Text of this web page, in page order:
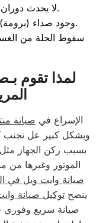
لا يحدث دوران للحلة اثناء تنفيذ البرنامج.
وجود صداء (برومة) في الهيكل الخارجي للغسالة.
سقوط الحلة من
لمذا تقوم
الإسراع في صيانة
وبشكل كبير عل تجنب
بسبب ركن الجهاز مثل
الموتور وغيرها من
صيانة وايت ويل في
ينصح توكيل صيانة
صيانة سريع